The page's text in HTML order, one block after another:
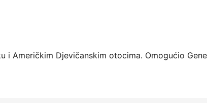
i Američkim Djevičanskim otocima. Omogućio